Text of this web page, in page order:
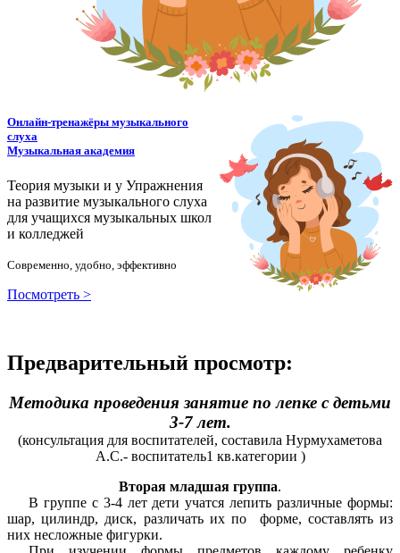
Онлайн-тренажёры музыкального
слуха
Музыкальная академия
Теория музыки и у Упражнения
на развитие музыкального слуха
для учащихся музыкальных школ
и колледжей
Современно, удобно, эффективно
Посмотреть >
Предварительный просмотр:
Методика проведения занятие по лепке с детьми
3-7 лет.
(консультация для воспитателей, составила Нурмухаметова
А.С.- воспитатель1 кв.категории )
Вторая младшая группа.
В группе с 3-4 лет дети учатся лепить различные формы:
шар, цилиндр, диск, различать их по форме, составлять из
них несложные фигурки.